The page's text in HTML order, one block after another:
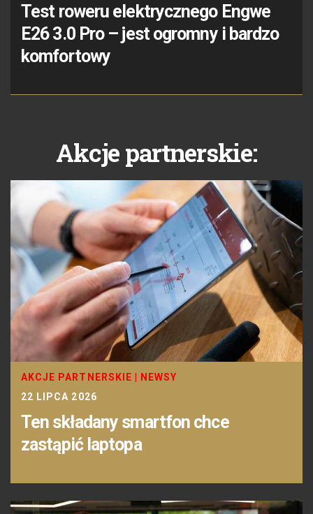
Test roweru elektrycznego Engwe
E26 3.0 Pro – jest ogromny i bardzo
komfortowy
Akcje partnerskie:
AKCJE PARTNERSKIE
NEWSY
22 LIPCA 2026
Ten składany smartfon chce
zastąpić laptopa